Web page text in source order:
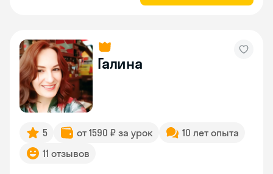
Галина
5 от 1590 ₽ за урок
10 лет опыта
11 отзывов